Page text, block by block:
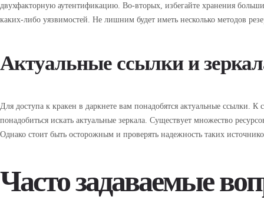
двухфакторную аутентификацию. Во-вторых, избегайте хранения
каких-либо уязвимостей. Не лишним будет иметь несколько методов
Актуальные ссылки и
Для доступа к кракен в даркнете вам понадобятся актуальные ссылки.
понадобиться искать актуальные зеркала. Существует множество
Однако стоит быть осторожным и проверять надежность таких
Часто задаваемые